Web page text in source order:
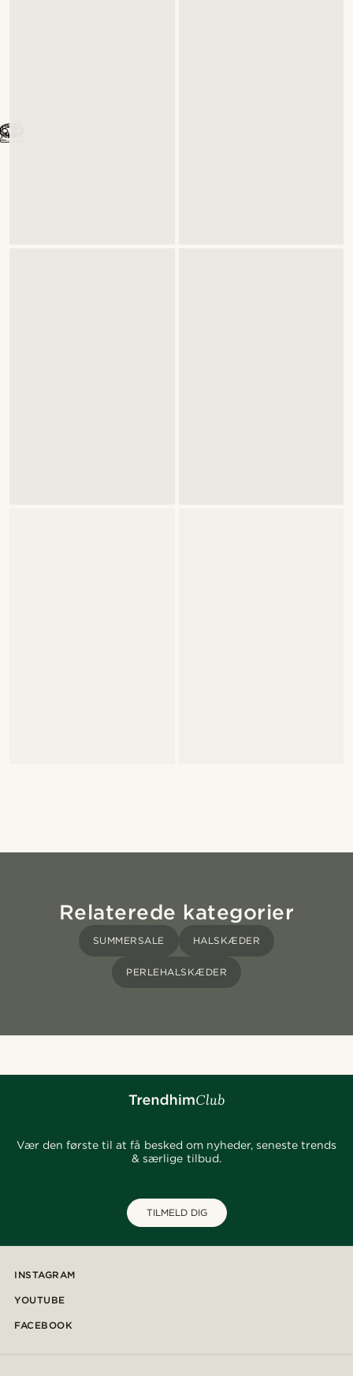
Relaterede kategorier
SUMMERSALE HALSKÆDER
PERLEHALSKÆDER
Vær den første til at få besked om nyheder, seneste trends
& særlige tilbud.
TILMELD DIG
INSTAGRAM
YOUTUBE
FACEBOOK